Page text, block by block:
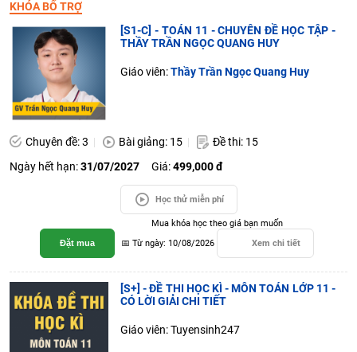
KHÓA BỔ TRỢ
[S1-C] - TOÁN 11 - CHUYÊN ĐỀ HỌC TẬP -
THẦY TRẦN NGỌC QUANG HUY
Giáo viên:Thầy Trần Ngọc Quang Huy
Chuyên đề: 3 Bài giảng: 15
Đề thi: 15
Ngày hết hạn:31/07/2027 Giá:499,000 đ
Học thử miễn phí
Đặt mua
Mua khóa học theo giá bạn muốn
📅 Từ ngày: 10/08/2026
Xem chi tiết
[S+] - ĐỀ THI HỌC KÌ - MÔN TOÁN LỚP 11 -
CÓ LỜI GIẢI CHI TIẾT
Giáo viên: Tuyensinh247